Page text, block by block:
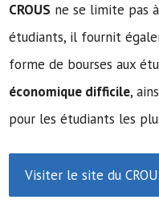
CROUS ne se limite pas
étudiants, il fournit
forme de bourses aux
économique difficile,
pour les étudiants les
Visiter le site du